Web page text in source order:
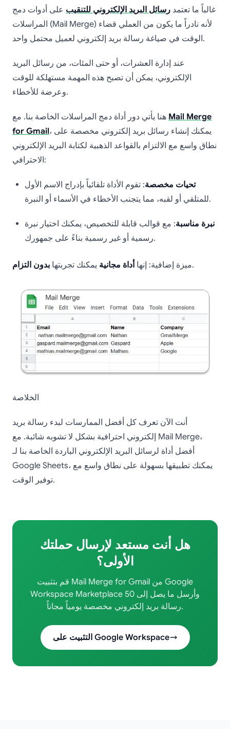
غالباً ما تعتمد رسائل البريد الإلكتروني للتنقيب على أدوات دمج
المراسلات (Mail Merge) لأنه نادراً ما يكون من العملي قضاء
الوقت في صياغة رسالة بريد إلكتروني لعميل محتمل واحد.
عند إدارة العشرات، أو حتى المئات، من رسائل البريد
الإلكتروني، يمكن أن تصبح هذه المهمة مستهلكة للوقت
وعرضة للأخطاء.
Mail Merge
for Gmail، يمكنك إنشاء رسائل بريد إلكتروني مخصصة على
نطاق واسع مع الالتزام بالقواعد الذهبية لكتابة البريد الإلكتروني
الاحترافي:
تحيات مخصصة: تقوم الأداة تلقائياً بإدراج الاسم الأول
للمتلقي أو لقبه، مما يتجنب الأخطاء في الأسماء أو النبرة.
نبرة مناسبة: مع قوالب قابلة للتخصيص، يمكنك اختيار نبرة
رسمية أو غير رسمية بناءً على جمهورك.
ميزة إضافية: إنها أداة مجانية يمكنك تجربتها بدون التزام .
الخلاصة
أنت الآن تعرف كل أفضل الممارسات لبدء رسالة بريد
إلكتروني احترافية بشكل لا تشوبه شائبة. مع Mail Merge،
أفضل أداة لرسائل البريد الإلكتروني الباردة الخاصة بنا لـ
Google Sheets، يمكنك تطبيقها بسهولة على نطاق واسع مع
توفير الوقت.
هل أنت مستعد لإرسال حملتك
الأولى؟
قم بتثبيت Mail Merge for Gmail من Google
Workspace Marketplace وأرسل ما يصل إلى 50
رسالة بريد إلكتروني مخصصة يومياً مجاناً.
التثبيت على Google Workspace